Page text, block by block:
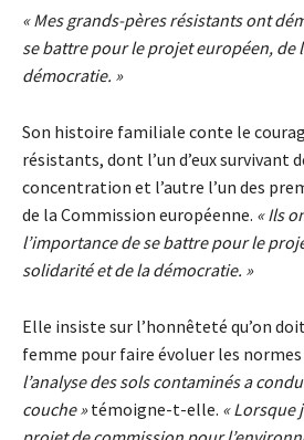
« Mes grands-pères résistants ont
se battre pour le projet européen, de
démocratie. »
Son histoire familiale conte le
résistants, dont l’un d’eux survivant
concentration et l’autre l’un des
de la Commission européenne. « Ils
l’importance de se battre pour le
solidarité et de la démocratie. »
Elle insiste sur l’honnêteté qu’on
femme pour faire évoluer les normes
l’analyse des sols contaminés a
couche »témoigne-t-elle. « Lorsque